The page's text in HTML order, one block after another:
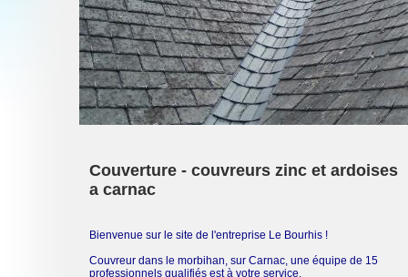
Couverture - couvreurs zinc et ardoises
a carnac
Bienvenue sur le site de l'entreprise Le Bourhis !
Couvreur dans le morbihan, sur Carnac, une équipe de 15
professionnels qualifiés est à votre service.